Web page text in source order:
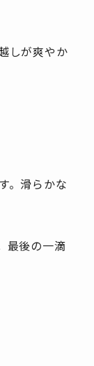
しが爽やか
。滑らかな
最後の一滴